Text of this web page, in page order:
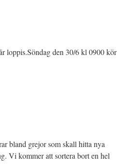
loppis.Söndag den 30/6 kl 0900 kör
bland grejor som skall hitta nya
Vi kommer att sortera bort en hel